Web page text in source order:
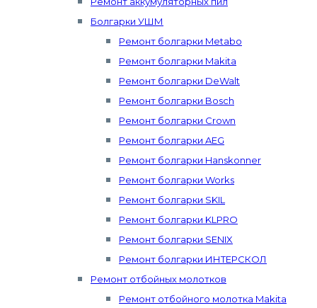
Болгарки УШМ
Ремонт болгарки Metabo
Ремонт болгарки Makita
Ремонт болгарки DeWalt
Ремонт болгарки Bosch
Ремонт болгарки Crown
Ремонт болгарки AEG
Ремонт болгарки Hanskonner
Ремонт болгарки Works
Ремонт болгарки SKIL
Ремонт болгарки KLPRO
Ремонт болгарки SENIX
Ремонт болгарки ИНТЕРСКОЛ
Ремонт отбойных молотков
Ремонт отбойного молотка Makita